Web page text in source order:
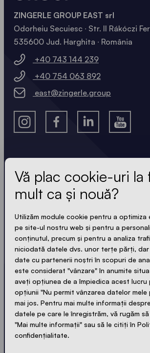
Aflați ultimele
Întotdeauna la zi. Fără spam! Scurt,
ACCEPTAREA
Trimitere
LOADING - LOADING -
ZINGERLE GROUP EAST srl
Odorheiu Secuiesc ∙ Str. II Rákóczi
535600 Jud. Harghita ∙ România
+40 743 144 239
+40 754 063 892
east@zingerle.group
Vă plac cookie-uri la
mult ca și nouă?
Utilizăm module cookie pentru a optimiza
pe site-ul nostru web și pentru a
conținutul, precum și pentru a analiza
niciodată datele dvs. unor terțe părți, dar
date cu partenerii noștri în scopuri de
este considerat "vânzare" în anumite
aveți opțiunea de a împiedica acest lucru
opțiunii "Nu permit vânzarea datelor mele
mai jos. Pentru mai multe informații
datele pe care le înregistrăm, vă rugăm
"Mai multe informații" sau să le citiți în
confidențialitate.